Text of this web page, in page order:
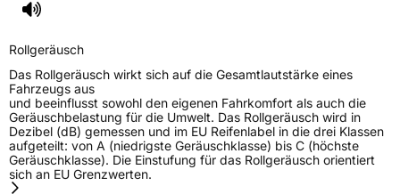
label@petlas.com.tr
Rollgeräusch
Das Rollgeräusch wirkt sich auf die Gesamtlautstärke eines
Fahrzeugs aus
und beeinflusst sowohl den eigenen Fahrkomfort als auch die
Geräuschbelastung für die Umwelt. Das Rollgeräusch wird in
Dezibel (dB) gemessen und im EU Reifenlabel in die drei Klassen
aufgeteilt: von A (niedrigste Geräuschklasse) bis C (höchste
Geräuschklasse). Die Einstufung für das Rollgeräusch orientiert
sich an EU Grenzwerten.